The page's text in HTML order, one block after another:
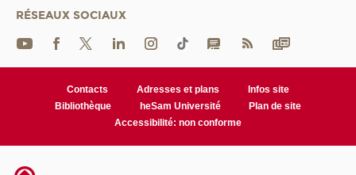
RÉSEAUX SOCIAUX
Contacts Adresses et plans
Infos site
Bibliothèque
heSam Université
Plan de site
Accessibilité: non conforme